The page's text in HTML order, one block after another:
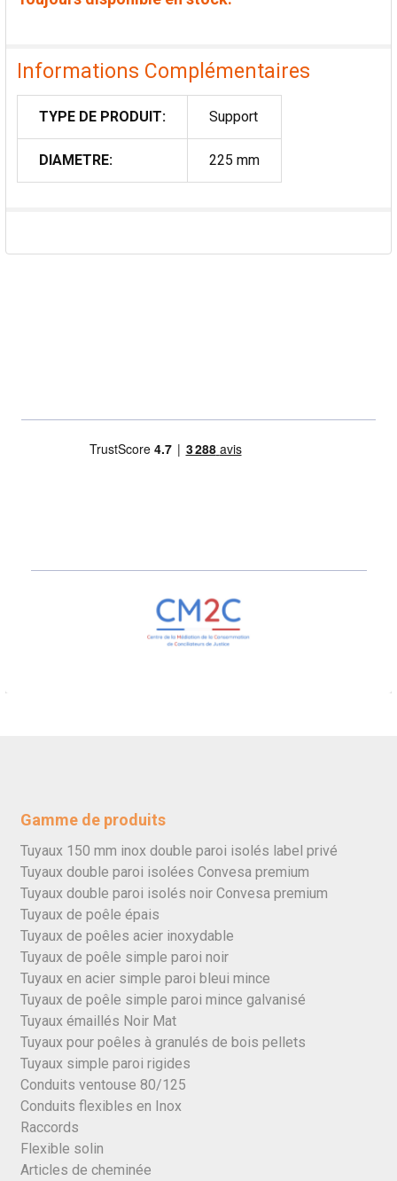
Informations Complémentaires
TYPE DE PRODUIT: Support
DIAMETRE: 225 mm
Gamme de produits
Tuyaux 150 mm inox double paroi isolés label privé
Tuyaux double paroi isolées Convesa premium
Tuyaux double paroi isolés noir Convesa premium
Tuyaux de poêle épais
Tuyaux de poêles acier inoxydable
Tuyaux de poêle simple paroi noir
Tuyaux en acier simple paroi bleui mince
Tuyaux de poêle simple paroi mince galvanisé
Tuyaux émaillés Noir Mat
Tuyaux pour poêles à granulés de bois pellets
Tuyaux simple paroi rigides
Conduits ventouse 80/125
Conduits flexibles en Inox
Raccords
Flexible solin
Articles de cheminée